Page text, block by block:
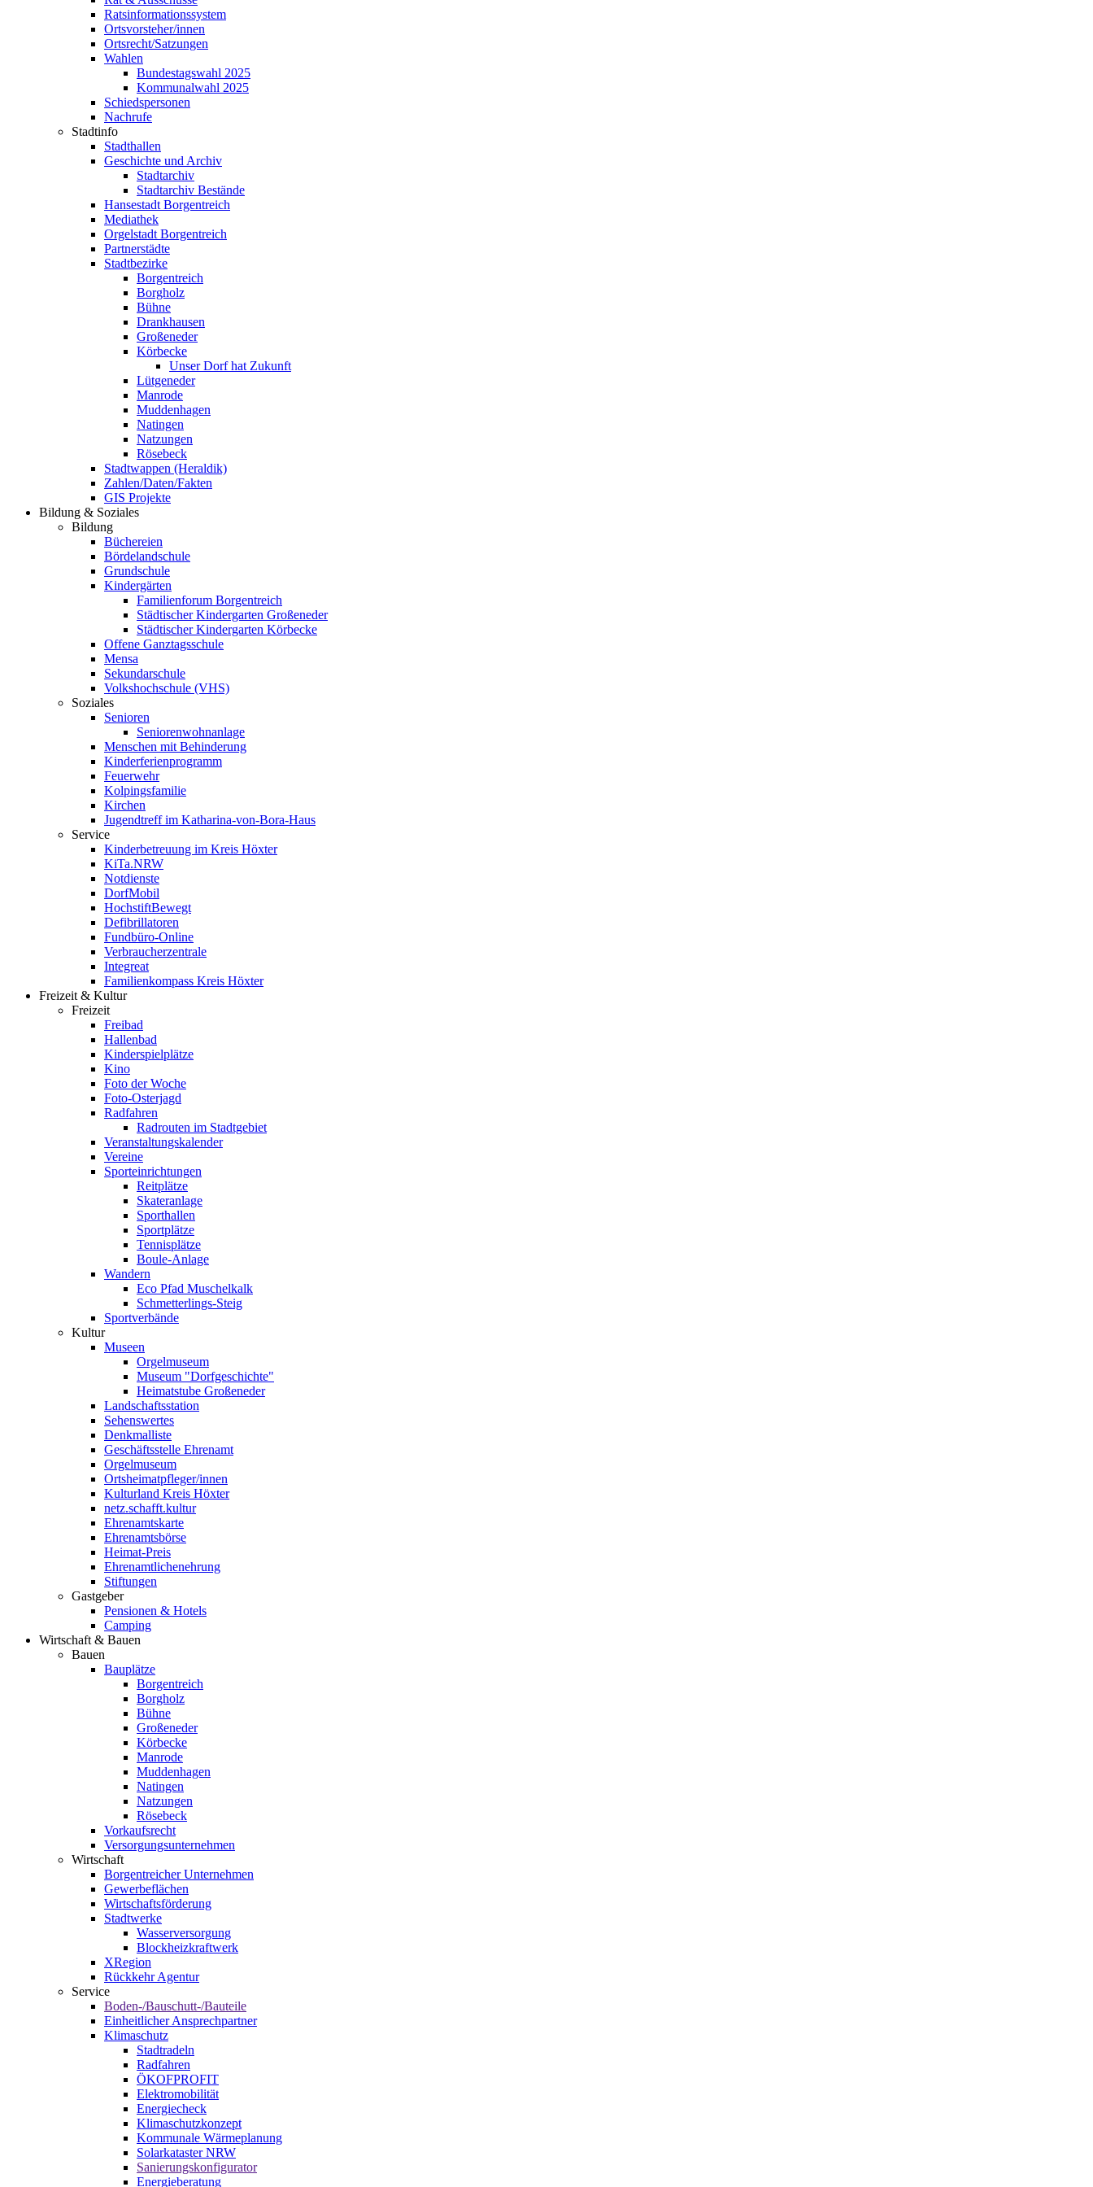
Ratsinformationssystem
Ortsvorsteher/innen
Ortsrecht/Satzungen
Wahlen
Bundestagswahl 2025
Kommunalwahl 2025
Schiedspersonen
Nachrufe
Stadtinfo
Stadthallen
Geschichte und Archiv
Stadtarchiv
Stadtarchiv Bestände
Hansestadt Borgentreich
Mediathek
Orgelstadt Borgentreich
Partnerstädte
Stadtbezirke
Borgentreich
Borgholz
Bühne
Drankhausen
Großeneder
Körbecke
Unser Dorf hat Zukunft
Lütgeneder
Manrode
Muddenhagen
Natingen
Natzungen
Rösebeck
Stadtwappen (Heraldik)
Zahlen/Daten/Fakten
GIS Projekte
Bildung & Soziales
Bildung
Büchereien
Bördelandschule
Grundschule
Kindergärten
Familienforum Borgentreich
Städtischer Kindergarten Großeneder
Städtischer Kindergarten Körbecke
Offene Ganztagsschule
Mensa
Sekundarschule
Volkshochschule (VHS)
Soziales
Senioren
Seniorenwohnanlage
Menschen mit Behinderung
Kinderferienprogramm
Feuerwehr
Kolpingsfamilie
Kirchen
Jugendtreff im Katharina-von-Bora-Haus
Service
Kinderbetreuung im Kreis Höxter
KiTa.NRW
Notdienste
DorfMobil
HochstiftBewegt
Defibrillatoren
Fundbüro-Online
Verbraucherzentrale
Integreat
Familienkompass Kreis Höxter
Freizeit & Kultur
Freizeit
Freibad
Hallenbad
Kinderspielplätze
Kino
Foto der Woche
Foto-Osterjagd
Radfahren
Radrouten im Stadtgebiet
Veranstaltungskalender
Vereine
Sporteinrichtungen
Reitplätze
Skateranlage
Sporthallen
Sportplätze
Tennisplätze
Boule-Anlage
Wandern
Eco Pfad Muschelkalk
Schmetterlings-Steig
Sportverbände
Kultur
Museen
Orgelmuseum
Museum "Dorfgeschichte"
Heimatstube Großeneder
Landschaftsstation
Sehenswertes
Denkmalliste
Geschäftsstelle Ehrenamt
Orgelmuseum
Ortsheimatpfleger/innen
Kulturland Kreis Höxter
netz.schafft.kultur
Ehrenamtskarte
Ehrenamtsbörse
Heimat-Preis
Ehrenamtlichenehrung
Stiftungen
Gastgeber
Pensionen & Hotels
Camping
Wirtschaft & Bauen
Bauen
Bauplätze
Borgentreich
Borgholz
Bühne
Großeneder
Körbecke
Manrode
Muddenhagen
Natingen
Natzungen
Rösebeck
Vorkaufsrecht
Versorgungsunternehmen
Wirtschaft
Borgentreicher Unternehmen
Gewerbeflächen
Wirtschaftsförderung
Stadtwerke
Wasserversorgung
Blockheizkraftwerk
XRegion
Rückkehr Agentur
Service
Boden-/Bauschutt-/Bauteile
Einheitlicher Ansprechpartner
Klimaschutz
Stadtradeln
Radfahren
ÖKOFPROFIT
Elektromobilität
Energiecheck
Klimaschutzkonzept
Kommunale Wärmeplanung
Solarkataster NRW
Sanierungskonfigurator
Energieberatung